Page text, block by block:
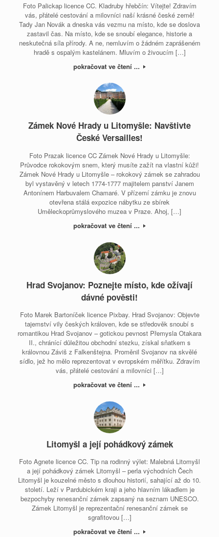
Foto Palickap licence CC. Kladruby hřebčín: Vítejte! Zdravím
vás, přátelé cestování a milovníci naší krásné české země!
Tady Jan Novák a dneska vás vezmu na místo, kde se doslova
zastavil čas. Na místo, kde se snoubí elegance, historie a
neskutečná síla přírody. A ne, nemluvím o žádném zaprášeném
hradě s ospalým kastelánem. Mluvím o živoucím […]
pokračovat ve čtení ...
Zámek Nové Hrady u Litomyšle: Navštivte
České Versailles!
Foto Prazak licence CC Zámek Nové Hrady u Litomyšle:
Průvodce rokokovým snem, který musíte zažít na vlastní kůži!
Zámek Nové Hrady u Litomyšle – rokokový zámek se zahradou
byl vystavěný v letech 1774-1777 majitelem panství Janem
Antonínem Harbuvalem Chamaré. V přízemí zámku je znovu
otevřena stálá expozice nábytku ze sbírek
Uměleckoprůmyslového muzea v Praze. Ahoj, […]
pokračovat ve čtení ...
Hrad Svojanov: Poznejte místo, kde ožívají
dávné pověsti!
Foto Marek Bartoníček licence Pixbay. Hrad Svojanov: Objevte
tajemství vily českých královen, kde se středověk snoubí s
romantikou Hrad Svojanov – gotickou pevnost Přemysla Otakara
II., chránící důležitou obchodní stezku, získal sňatkem s
královnou Záviš z Falkenštejna. Proměnil Svojanov na skvělé
sídlo, jež ho mělo reprezentovat v evropském měřítku. Zdravím
vás, přátelé cestování a milovníci […]
pokračovat ve čtení ...
Litomyšl a její pohádkový zámek
Foto Agnete licence CC. Tip na rodinný výlet: Malebná Litomyšl
a její pohádkový zámek Litomyšl – perla východních Čech
Litomyšl je kouzelné město s dlouhou historií, sahající až do 10.
století. Leží v Pardubickém kraji a jeho hlavním lákadlem je
bezpochyby renesanční zámek zapsaný na seznam UNESCO.
Zámek Litomyšl je reprezentační renesanční zámek se
sgrafitovou […]
pokračovat ve čtení ...